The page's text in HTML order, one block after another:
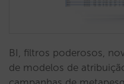
BI, filtros poderosos,
de modelos de